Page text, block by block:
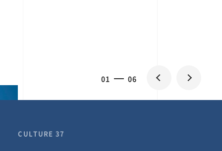
01 06
CULTURE 37